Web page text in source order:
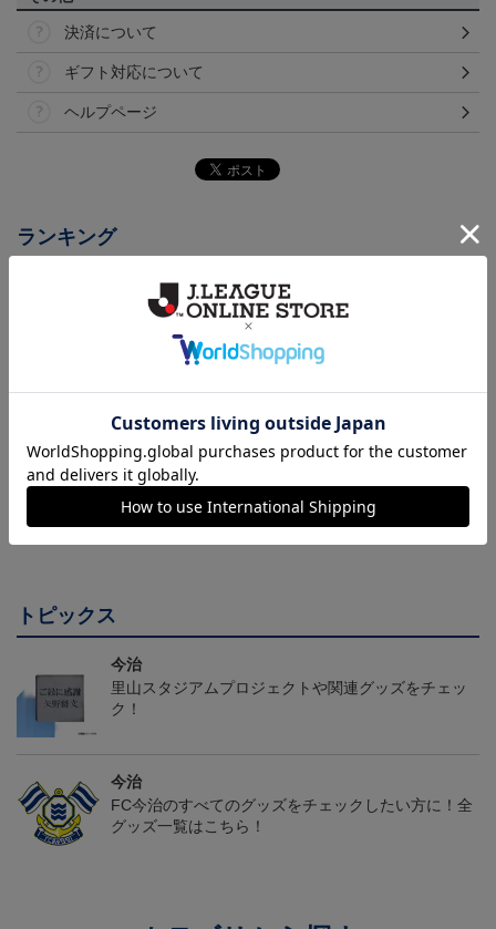
決済について
ギフト対応について
ヘルプページ
ランキング
26/27 レプリカユニフォ
17,600円～21,901円
会員特典
26/27 オーセンティック
ユニフォーム(FP1st)
26,100円～30,400円
会員特典
26SP）
5,500円
会員特典
トピックス
今治
里山スタジアムプロジェクトや関連グッズをチェッ
ク！
今治
FC今治のすべてのグッズをチェックしたい方に！全
グッズ一覧はこちら！